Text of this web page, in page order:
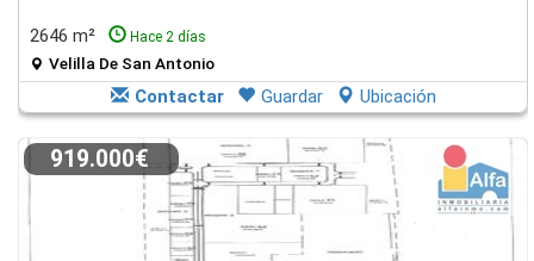
2646 m² Hace 2 días
Velilla De San Antonio
Contactar Guardar Ubicación
919.000€